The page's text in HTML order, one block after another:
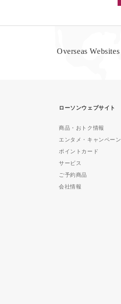
Overseas Websites
ローソンウェブサイト
商品・おトク情報
エンタメ・キャンペーン
ポイントカード
サービス
ご予約商品
会社情報